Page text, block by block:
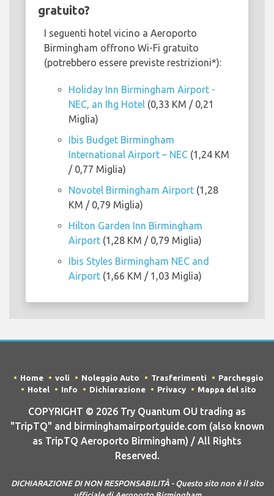
gratuito?
I seguenti hotel vicino a Aeroporto
Birmingham offrono Wi-Fi gratuito
(potrebbero essere previste restrizioni*):
Holiday Inn Birmingham Airport -
NEC, an Ihg Hotel (0,33 KM / 0,21
Miglia)
Ibis Budget Birmingham
International Airport – NEC (1,24 KM
/ 0,77 Miglia)
Novotel Birmingham Airport (1,28
KM / 0,79 Miglia)
Hilton Garden Inn Birmingham
Airport (1,28 KM / 0,79 Miglia)
Ibis Styles Birmingham NEC and
Airport (1,66 KM / 1,03 Miglia)
Home voli Noleggio Auto Trasferimenti
Parcheggio
Hotel
Info Dichiarazione Privacy Mappa del sito
COPYRIGHT © 2026 Try Quantum OU trading as
"TripTQ" and birminghamairportguide.com (also known
as TripTQ Aeroporto Birmingham) / All Rights
Reserved.
DICHIARAZIONE DI NON RESPONSABILITÀ - Questo sito non è il sito